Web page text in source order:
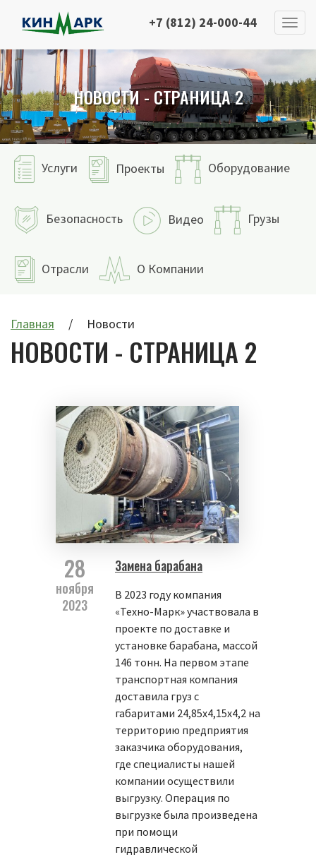
+7 (812) 24-000-44
НОВОСТИ - СТРАНИЦА 2
Услуги Проекты Оборудование
Безопасность Видео Грузы
Отрасли О Компании
Главная Новости
НОВОСТИ - СТРАНИЦА 2
28
ноября
2023
Замена барабана
В 2023 году компания
«Техно-Марк» участвовала в
проекте по доставке и
установке барабана, массой
146 тонн. На первом этапе
транспортная компания
доставила груз с
габаритами 24,85х4,15х4,2 на
территорию предприятия
заказчика оборудования,
где специалисты нашей
компании осуществили
выгрузку. Операция по
выгрузке была произведена
при помощи
гидравлической